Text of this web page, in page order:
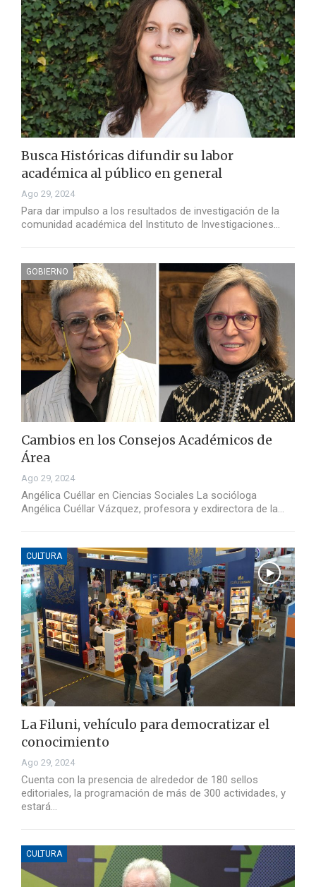
Busca Históricas difundir su labor
académica al público en general
Ago 29, 2024
Para dar impulso a los resultados de investigación de la
comunidad académica del Instituto de Investigaciones…
GOBIERNO
Cambios en los Consejos Académicos de
Área
Ago 29, 2024
Angélica Cuéllar en Ciencias Sociales La socióloga
Angélica Cuéllar Vázquez, profesora y exdirectora de la…
CULTURA
La Filuni, vehículo para democratizar el
conocimiento
Ago 29, 2024
Cuenta con la presencia de alrededor de 180 sellos
editoriales, la programación de más de 300 actividades, y
estará…
CULTURA